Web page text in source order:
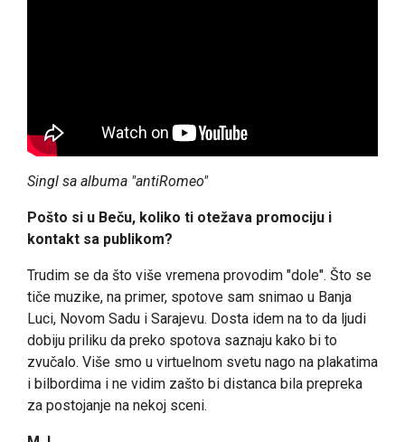
Singl sa albuma "antiRomeo"
Pošto si u Beču, koliko ti otežava promociju i
kontakt sa publikom?
Trudim se da što više vremena provodim "dole". Što se
tiče muzike, na primer, spotove sam snimao u Banja
Luci, Novom Sadu i Sarajevu. Dosta idem na to da ljudi
dobiju priliku da preko spotova saznaju kako bi to
zvučalo. Više smo u virtuelnom svetu nago na plakatima
i bilbordima i ne vidim zašto bi distanca bila prepreka
za postojanje na nekoj sceni.